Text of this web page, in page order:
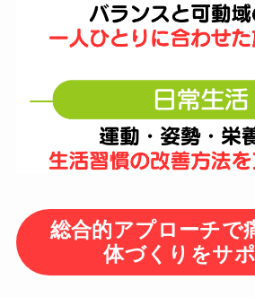
総合的アプローチで
体づくりをサ